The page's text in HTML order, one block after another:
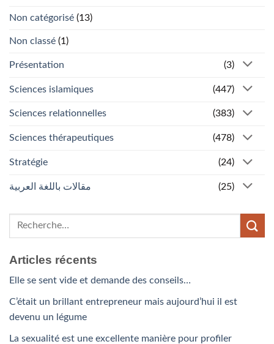
Non catégorisé (13)
Non classé (1)
Présentation (3)
Sciences islamiques (447)
Sciences relationnelles (383)
Sciences thérapeutiques (478)
Stratégie (24)
مقالات باللغة العربية (25)
Articles récents
Elle se sent vide et demande des conseils…
C’était un brillant entrepreneur mais aujourd’hui il est
devenu un légume
La sexualité est une excellente manière pour profiler